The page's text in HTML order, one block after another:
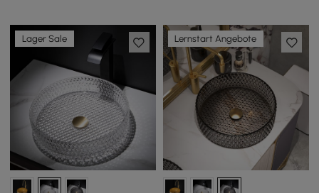
Lager Sale Lernstart Angebote